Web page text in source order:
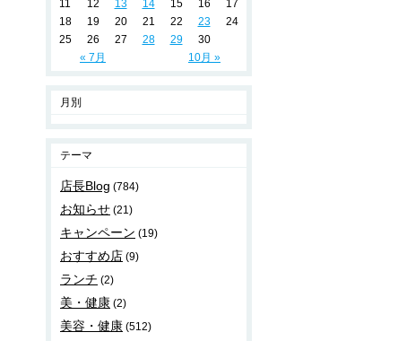
« 7月 10月 »
11
12 13 14 15 16
17
18
19 20 21 22 23
24
25
26 27 28 29 30
月別
テーマ
店長Blog (784)
お知らせ (21)
キャンペーン (19)
おすすめ店 (9)
ランチ (2)
美・健康 (2)
美容・健康 (512)